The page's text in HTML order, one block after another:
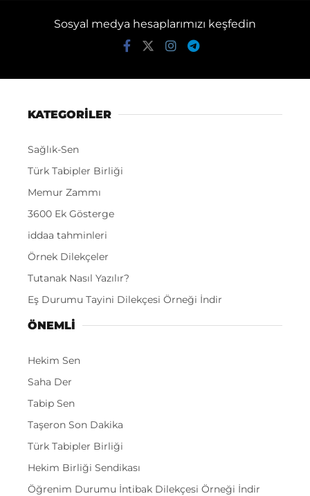
Sosyal medya hesaplarımızı keşfedin
KATEGORİLER
Sağlık-Sen
Türk Tabipler Birliği
Memur Zammı
3600 Ek Gösterge
iddaa tahminleri
Örnek Dilekçeler
Tutanak Nasıl Yazılır?
Eş Durumu Tayini Dilekçesi Örneği İndir
ÖNEMLI
Hekim Sen
Saha Der
Tabip Sen
Taşeron Son Dakika
Türk Tabipler Birliği
Hekim Birliği Sendikası
Öğrenim Durumu İntibak Dilekçesi Örneği İndir